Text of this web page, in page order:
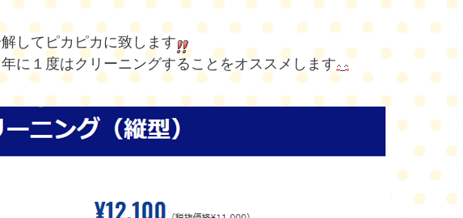
してピカピカに致します
に１度はクリーニングすることをオススメします